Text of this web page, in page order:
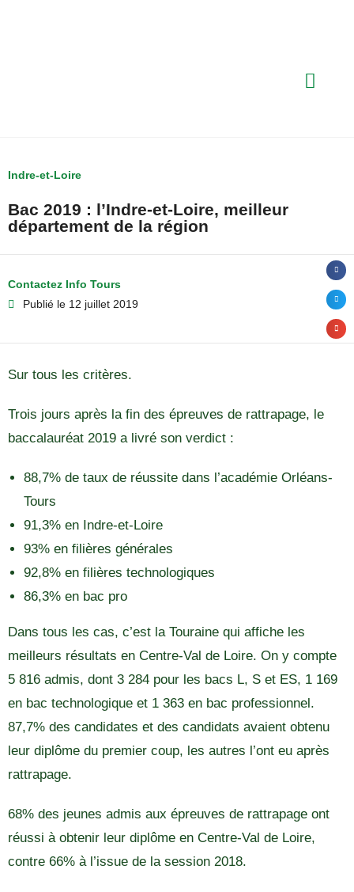
Indre-et-Loire
Bac 2019 : l’Indre-et-Loire, meilleur
département de la région
Contactez Info Tours
Publié le 12 juillet 2019
Sur tous les critères.
Trois jours après la fin des épreuves de rattrapage, le
baccalauréat 2019 a livré son verdict :
88,7% de taux de réussite dans l’académie Orléans-
Tours
91,3% en Indre-et-Loire
93% en filières générales
92,8% en filières technologiques
86,3% en bac pro
Dans tous les cas, c’est la Touraine qui affiche les
meilleurs résultats en Centre-Val de Loire. On y compte
5 816 admis, dont 3 284 pour les bacs L, S et ES, 1 169
en bac technologique et 1 363 en bac professionnel.
87,7% des candidates et des candidats avaient obtenu
leur diplôme du premier coup, les autres l’ont eu après
rattrapage.
68% des jeunes admis aux épreuves de rattrapage ont
réussi à obtenir leur diplôme en Centre-Val de Loire,
contre 66% à l’issue de la session 2018.